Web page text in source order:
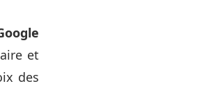
et
des